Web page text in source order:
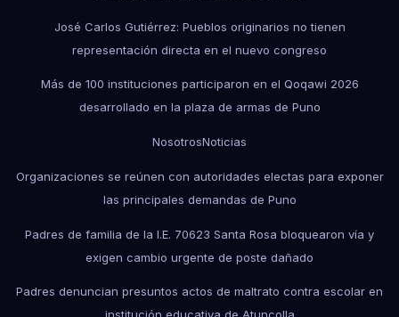
José Carlos Gutiérrez: Pueblos originarios no tienen
representación directa en el nuevo congreso
Más de 100 instituciones participaron en el Qoqawi 2026
desarrollado en la plaza de armas de Puno
NosotrosNoticias
Organizaciones se reúnen con autoridades electas para exponer
las principales demandas de Puno
Padres de familia de la I.E. 70623 Santa Rosa bloquearon vía y
exigen cambio urgente de poste dañado
Padres denuncian presuntos actos de maltrato contra escolar en